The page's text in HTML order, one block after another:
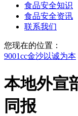
食品安全知识
食品安全资讯
联系我们
您现在的位置：
9001cc金沙以诚为本
本地外宣
同报